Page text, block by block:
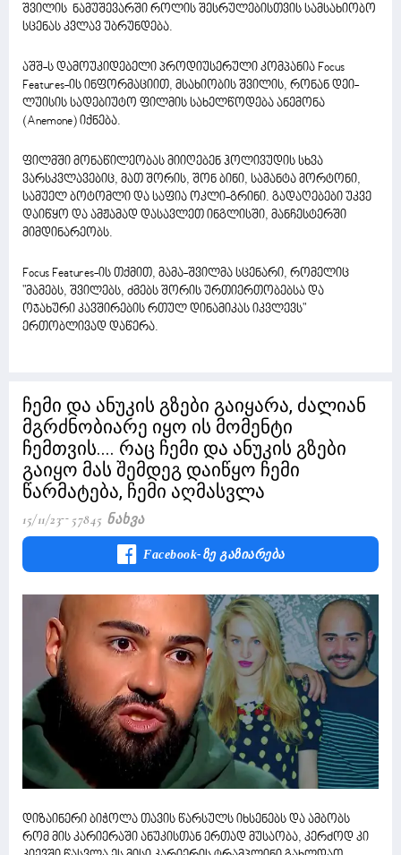
შვილის ნამუშევარში როლის შესრულებისთვის სამსახიობო
სცენას კვლავ უბრუნდება.
აშშ-ს დამოუკიდებელი პროდიუსერული კომპანია Focus
Features-ის ინფორმაციით, მსახიობის შვილის, რონან დეი-
ლუისის სადებიუტო ფილმის სახელწოდება ანემონა
(Anemone) იქნება.
ფილმში მონაწილეობას მიიღებენ ჰოლივუდის სხვა
ვარსკვლავებიც, მათ შორის, შონ ბინი, სამანტა მორტონი,
სამუელ ბოტომლი და საფია ოკლი-გრინი. გადაღებები უკვე
დაიწყო და ამჟამად დასავლეთ ინგლისში, მანჩესტერში
მიმდინარეობს.
Focus Features-ის თქმით, მამა-შვილმა სცენარი, რომელიც
"მამებს, შვილებს, ძმებს შორის ურთიერთობებსა და
ოჯახური კავშირების რთულ დინამიკას იკვლევს"
ერთობლივად დაწერა.
ჩემი და ანუკის გზები გაიყარა, ძალიან
მგრძნობიარე იყო ის მომენტი
ჩემთვის.... რაც ჩემი და ანუკის გზები
გაიყო მას შემდეგ დაიწყო ჩემი
წარმატება, ჩემი აღმასვლა
15/11/23 57845 Ნახვა
Facebook-Ზე Გაზიარება
დიზაინერი ბიჭოლა თავის წარსულს იხსენებს და ამბობს
რომ მის კარიერაში ანუკისთან ერთად მუსაობა, კერძოდ კი